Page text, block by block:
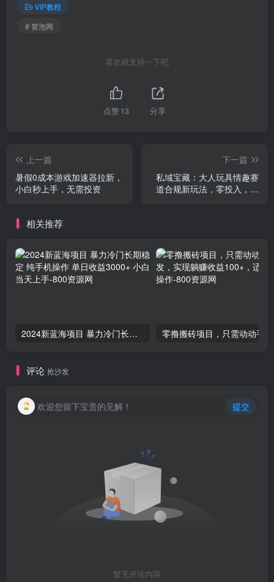
VIP教程
# 冒泡网
喜欢就支持一下吧
点赞13 分享
上一篇
暑假0成本游戏加速器拉新，
小白秒上手，无需投资
下一篇
私域宝藏：大人玩具情趣赛
道合规新玩法，零投入，私
相关推荐
2024新蓝海项目 暴力冷门长期稳定 纯手机操作 单日收益3000+ 小白当天上手
评论 抢沙发
欢迎您留下宝贵的见解！ 提交
暂无评论内容